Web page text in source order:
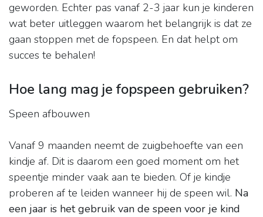
geworden. Echter pas vanaf 2-3 jaar kun je kinderen
wat beter uitleggen waarom het belangrijk is dat ze
gaan stoppen met de fopspeen. En dat helpt om
succes te behalen!
Hoe lang mag je fopspeen gebruiken?
Speen afbouwen
Vanaf 9 maanden neemt de zuigbehoefte van een
kindje af. Dit is daarom een goed moment om het
speentje minder vaak aan te bieden. Of je kindje
proberen af te leiden wanneer hij de speen wil. Na
een jaar is het gebruik van de speen voor je kind